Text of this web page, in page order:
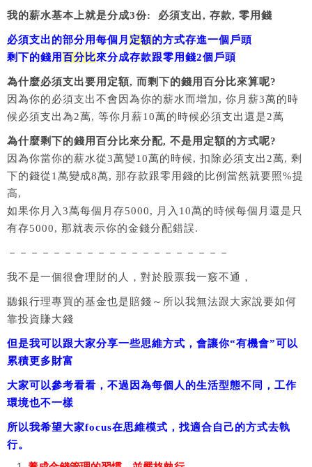
我的薪水基本上就是分成3份: 必須支出, 存款, 零用錢
必須支出的部分用每個月 定額的方式存進一個戶頭
剩下的錢用百分比來分成存款跟零用錢2個戶頭
為什麼必須支出要用定額, 而剩下的錢用百分比來算呢?
因為你的必須支出不會因為你的薪水而增加, 你月薪3萬的時
候必須支出為2萬, 等你月薪10萬的時候必須支出還是2萬
為什麼剩下的錢用百分比來分配, 不是用定額的方式呢?
因為你當你的薪水從3萬變10萬的時候, 扣除必須支出2萬, 剩
下的錢從1萬變成8萬, 那存款跟零用錢的比例當然就要照%提
高,
如果你月入3萬每個月存5000, 月入10萬的時候每個月還是只
有存5000, 那就表示你的金錢分配錯誤.
－－－－－－－－－－－－－－－－－－－－
我不是一個很會理財的人，對於股票我一竅不通，
聽銀行理專買的基金也是賠錢～所以我無法跟大家說要如何
靠投資賺大錢
但是我可以跟大家分享一些思維方式，會讓你“有機會”可以
累積更多財富
大家可以參考看看，不過因為每個人的生活型態不同，工作
環境也不一樣
所以我希望大家focus在思維模式，找適合自己的方式去執
行。